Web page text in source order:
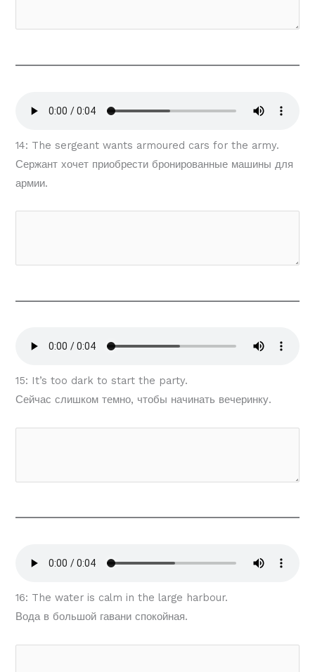
14: The sergeant wants armoured cars for the army.
Сержант хочет приобрести бронированные машины для
армии.
15: It’s too dark to start the party.
Сейчас слишком темно, чтобы начинать вечеринку.
16: The water is calm in the large harbour.
Вода в большой гавани спокойная.